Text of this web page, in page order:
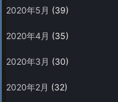
2020年5月 (39)
2020年4月 (35)
2020年3月 (30)
2020年2月 (32)